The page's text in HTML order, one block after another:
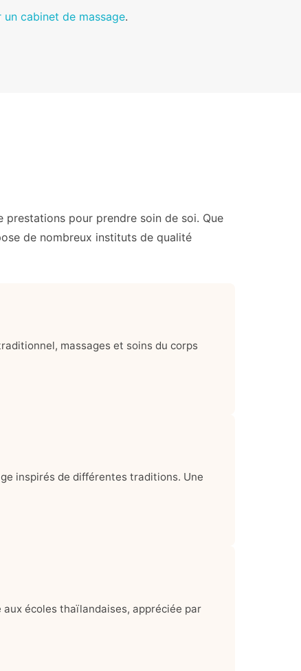
un cabinet de massage.
pour prendre soin de soi. Que
de nombreux instituts de qualité
massages et soins du corps
inspirés de différentes traditions. Une
écoles thaïlandaises, appréciée par